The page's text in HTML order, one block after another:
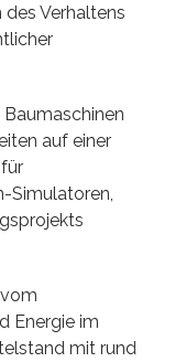
des Verhaltens
auf einer
Simulatoren,
Energie im
mit rund